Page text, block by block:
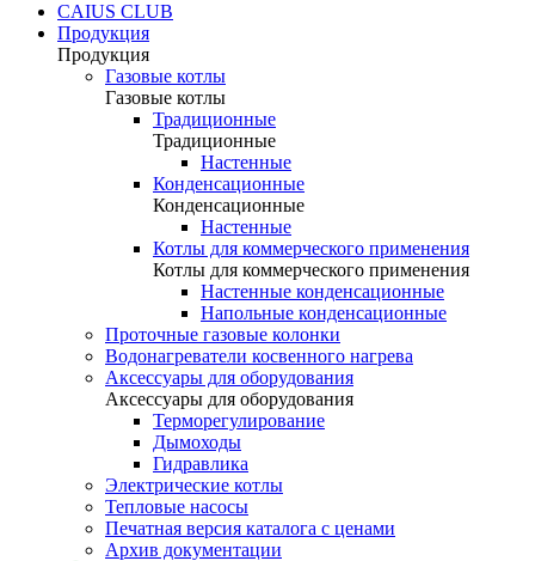
CAIUS CLUB
Продукция
Продукция
Газовые котлы
Газовые котлы
Традиционные
Традиционные
Настенные
Конденсационные
Конденсационные
Настенные
Котлы для коммерческого применения
Котлы для коммерческого применения
Настенные конденсационные
Напольные конденсационные
Проточные газовые колонки
Водонагреватели косвенного нагрева
Аксессуары для оборудования
Аксессуары для оборудования
Терморегулирование
Дымоходы
Гидравлика
Электрические котлы
Тепловые насосы
Печатная версия каталога с ценами
Архив документации